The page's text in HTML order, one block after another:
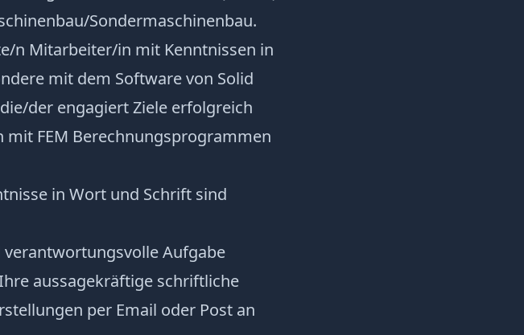
Sondermaschinenbau.
n Mitarbeiter/in mit Kenntnissen in
mit dem Software von Solid
der engagiert Ziele erfolgreich
FEM Berechnungsprogrammen
in Wort und Schrift sind
verantwortungsvolle Aufgabe
aussagekräftige schriftliche
per Email oder Post an